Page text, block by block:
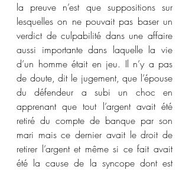
la preuve n’est que suppositions sur
lesquelles on ne pouvait pas baser un
verdict de culpabilité dans une affaire
aussi importante dans laquelle la vie
d’un homme était en jeu. Il n’y a pas
de doute, dit le jugement, que l’épouse
du défendeur a subi un choc en
apprenant que tout l’argent avait été
retiré du compte de banque par son
mari mais ce dernier avait le droit de
retirer l’argent et même si ce fait avait
été la cause de la syncope dont est